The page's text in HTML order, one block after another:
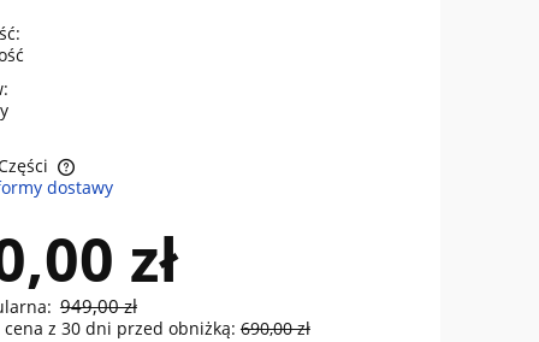
dostawy
zł
949,00 zł
cena z 30 dni przed obniżką: 690,00 zł